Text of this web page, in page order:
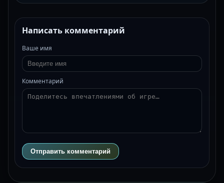
Написать комментарий
Ваше имя
Комментарий
Отправить комментарий